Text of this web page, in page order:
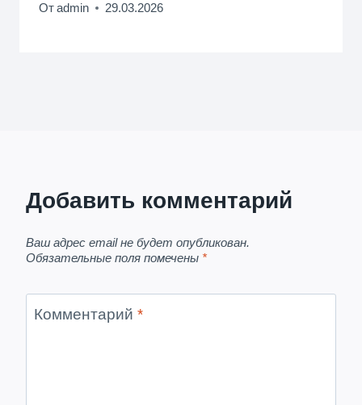
Отadmin 29.03.2026
Добавить комментарий
Ваш адрес email не будет опубликован.
Обязательные поля помечены *
Комментарий *